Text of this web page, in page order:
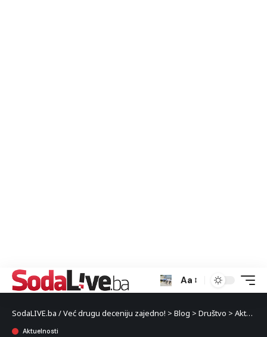
Aa
SodaLIVE.ba / Već drugu deceniju zajedno! > Blog > Društvo > Aktuelnosti
Aktuelnosti